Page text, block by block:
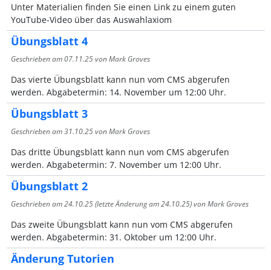
Unter Materialien finden Sie einen Link zu einem guten
YouTube-Video über das Auswahlaxiom
Übungsblatt 4
Geschrieben am07.11.25von Mark Groves
Das vierte Übungsblatt kann nun vom CMS abgerufen
werden. Abgabetermin: 14. November um 12:00 Uhr.
Übungsblatt 3
Geschrieben am31.10.25von Mark Groves
Das dritte Übungsblatt kann nun vom CMS abgerufen
werden. Abgabetermin: 7. November um 12:00 Uhr.
Übungsblatt 2
Geschrieben am24.10.25(letzte Änderung am24.10.25) von Mark Groves
Das zweite Übungsblatt kann nun vom CMS abgerufen
werden. Abgabetermin: 31. Oktober um 12:00 Uhr.
Änderung Tutorien